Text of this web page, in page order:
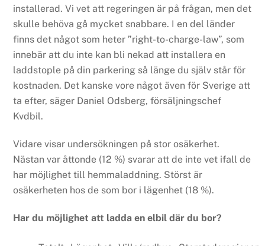
installerad. Vi vet att regeringen är på frågan, men det
skulle behöva gå mycket snabbare. I en del länder
finns det något som heter ”right-to-charge-law”, som
innebär att du inte kan bli nekad att installera en
laddstople på din parkering så länge du själv står för
kostnaden. Det kanske vore något även för Sverige att
ta efter, säger Daniel Odsberg, försäljningschef
Kvdbil.
Vidare visar undersökningen på stor osäkerhet.
Nästan var åttonde (12 %) svarar att de inte vet ifall de
har möjlighet till hemmaladdning. Störst är
osäkerheten hos de som bor i lägenhet (18 %).
Har du möjlighet att ladda en elbil där du bor?